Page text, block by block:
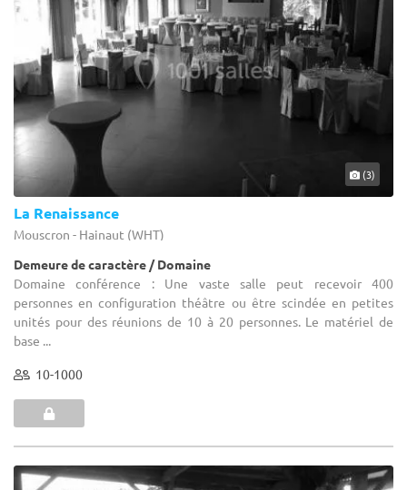
(3)
La Renaissance
Mouscron - Hainaut (WHT)
Demeure de caractère / Domaine
Domaine conférence : Une vaste salle peut recevoir 400
personnes en configuration théâtre ou être scindée en petites
unités pour des réunions de 10 à 20 personnes. Le matériel de
base ...
10-1000